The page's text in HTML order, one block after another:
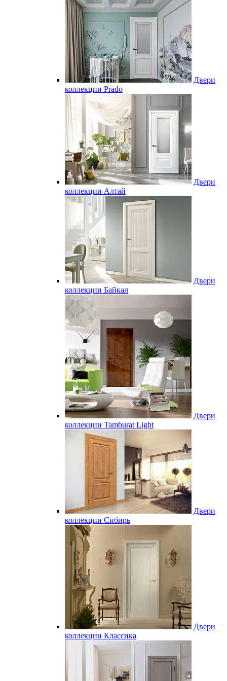
Двери
коллекции Prado
Двери
коллекции Алтай
Двери
коллекции Байкал
Двери
коллекции Tamburat Light
Двери
коллекции Сибирь
Двери
коллекции Классика